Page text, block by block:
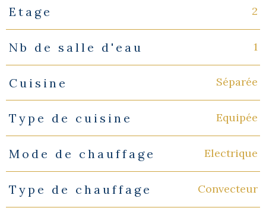
Etage 2
Nb de salle d'eau 1
Cuisine Séparée
Type de cuisine Equipée
Mode de chauffage Electrique
Type de chauffage Convecteur